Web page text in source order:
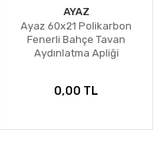
AYAZ
Ayaz 60x21 Polikarbon
Fenerli Bahçe Tavan
Aydınlatma Apliği
0,00 TL